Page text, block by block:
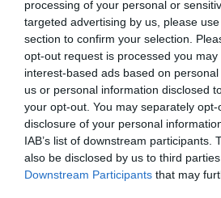
processing of your personal or
targeted advertising by us, please
section to confirm your selection.
opt-out request is processed you may
interest-based ads based on
us or personal information disclosed
your opt-out. You may separately
disclosure of your personal
IAB’s list of downstream participants.
also be disclosed by us to third
Downstream Participants that may
CADUa commenté :
IL FAUT BOYCOTTER LA DESSERTE
UE!!!